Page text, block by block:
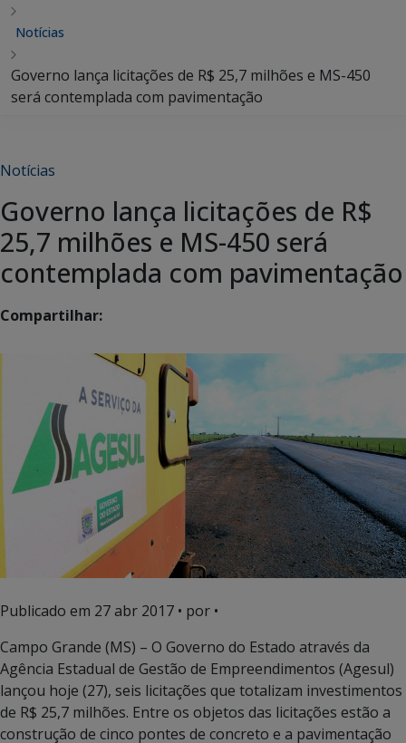
Notícias
Governo lança licitações de R$ 25,7 milhões e MS-450
será contemplada com pavimentação
Notícias
Governo lança licitações de R$
25,7 milhões e MS-450 será
contemplada com pavimentação
Compartilhar:
Publicado em 27 abr 2017 • por •
Campo Grande (MS) – O Governo do Estado através da
Agência Estadual de Gestão de Empreendimentos (Agesul)
lançou hoje (27), seis licitações que totalizam investimentos
de R$ 25,7 milhões. Entre os objetos das licitações estão a
construção de cinco pontes de concreto e a pavimentação